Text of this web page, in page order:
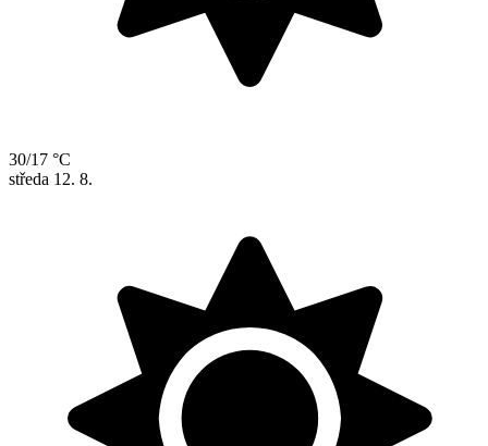
30/17 °C
středa 12. 8.